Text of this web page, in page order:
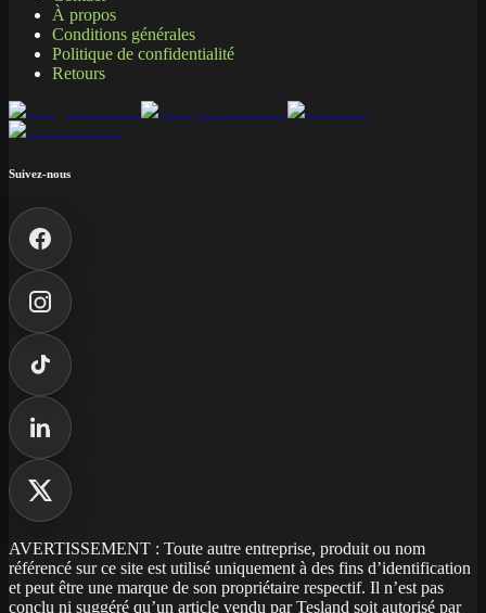
À propos
Conditions générales
Politique de confidentialité
Retours
Suivez-nous
AVERTISSEMENT : Toute autre entreprise, produit ou nom
référencé sur ce site est utilisé uniquement à des fins d’identification
et peut être une marque de son propriétaire respectif. Il n’est pas
conclu ni suggéré qu’un article vendu par Tesland soit autorisé par